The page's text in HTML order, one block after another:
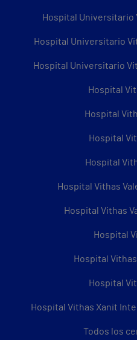
Hospital Universitario
Hospital Universitario
Hospital Universitario
Hospital
Hospital
Hospital
Hospital
Hospital Vithas
Hospital Vithas
Hospital
Hospital
Hospital
Hospital Vithas Xanit
Todos los